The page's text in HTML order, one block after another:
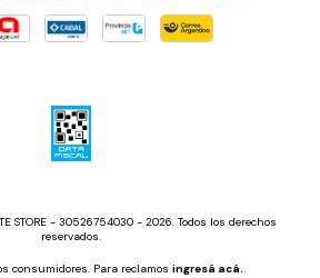
STORE - 30526754030 - 2026. Todos los derechos
reservados.
consumidores. Para reclamos ingresá acá.